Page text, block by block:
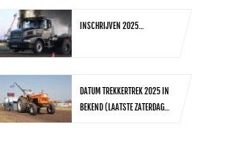
INSCHRIJVEN 2025...
DATUM TREKKERTREK 2025 IN
BEKEND (LAATSTE ZATERDAG...